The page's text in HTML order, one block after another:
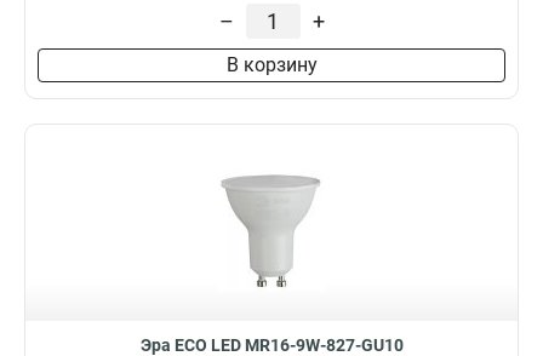
– +
В корзину
Эра ECO LED MR16-9W-827-GU10